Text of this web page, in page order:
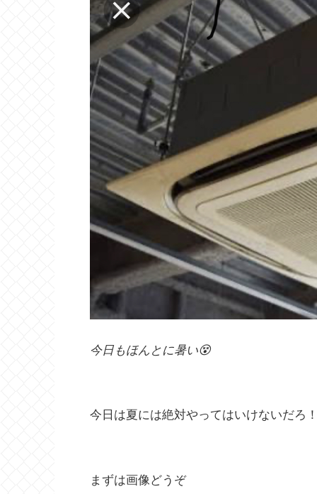
今日もほんとに暑い😵
今日は夏には絶対やってはいけないだろ
まずは画像どうぞ